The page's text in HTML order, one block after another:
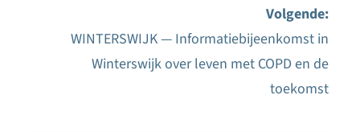
Volgende:
WINTERSWIJK — Informatiebijeenkomst in
Winterswijk over leven met COPD en de
toekomst